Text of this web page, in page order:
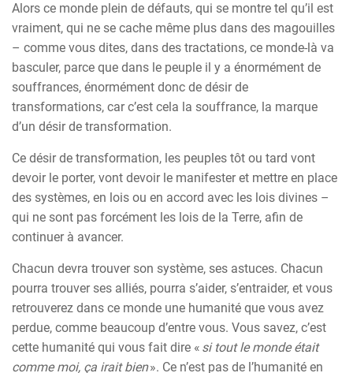
Alors ce monde plein de défauts, qui se montre tel qu’il est
vraiment, qui ne se cache même plus dans des magouilles
– comme vous dites, dans des tractations, ce monde-là va
basculer, parce que dans le peuple il y a énormément de
souffrances, énormément donc de désir de
transformations, car c’est cela la souffrance, la marque
d’un désir de transformation.
Ce désir de transformation, les peuples tôt ou tard vont
devoir le porter, vont devoir le manifester et mettre en place
des systèmes, en lois ou en accord avec les lois divines –
qui ne sont pas forcément les lois de la Terre, afin de
continuer à avancer.
Chacun devra trouver son système, ses astuces. Chacun
pourra trouver ses alliés, pourra s’aider, s’entraider, et vous
retrouverez dans ce monde une humanité que vous avez
perdue, comme beaucoup d’entre vous. Vous savez, c’est
cette humanité qui vous fait dire « si tout le monde était
comme moi, ça irait bien». Ce n’est pas de l’humanité en